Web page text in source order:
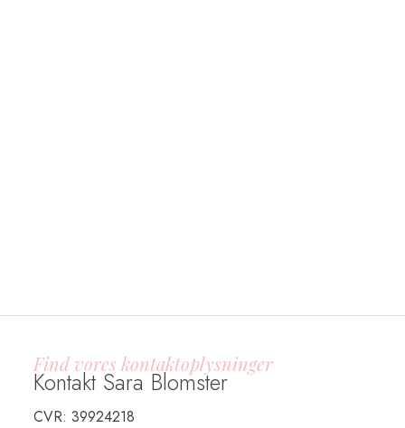
Find vores kontaktoplysninger
​KontaktSara Blomster
CVR: 39924218